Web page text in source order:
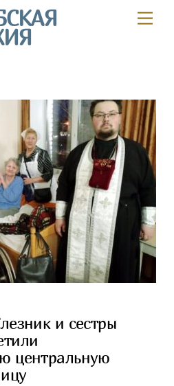
и сестры
центральную